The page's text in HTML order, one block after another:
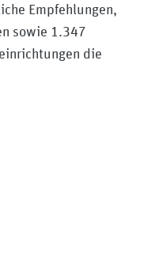
Empfehlungen,
sowie 1.347
die